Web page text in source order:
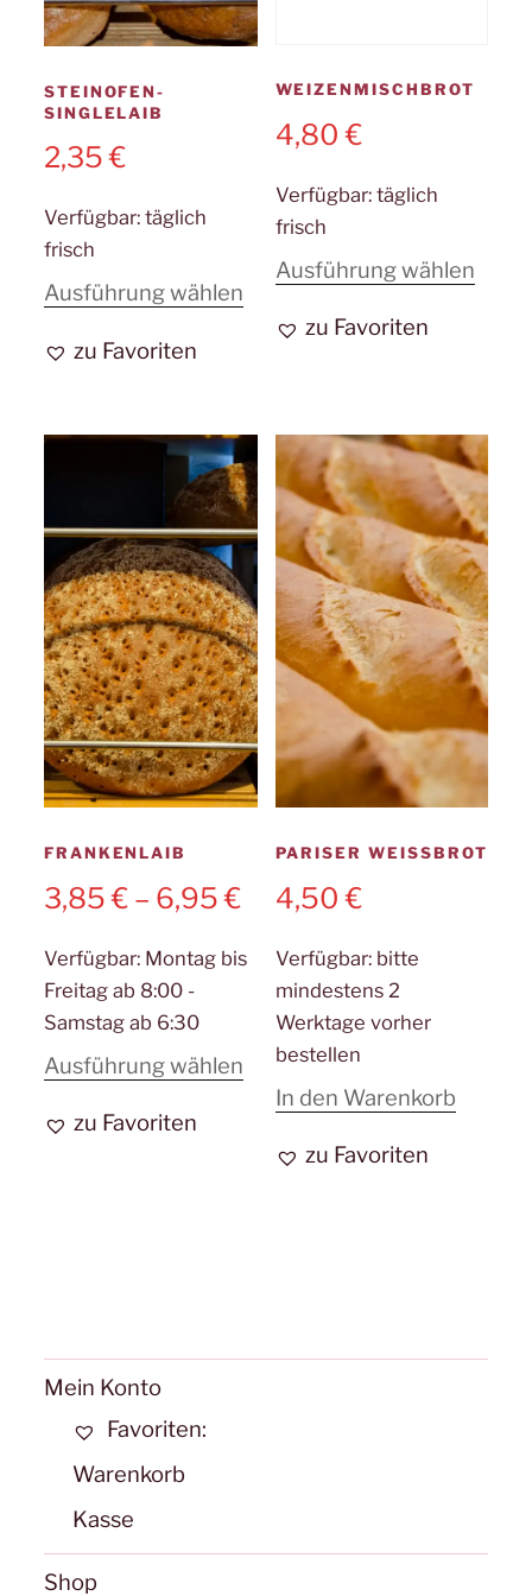
STEINOFEN-
SINGLELAIB
2,35€
Verfügbar: täglich
frisch
Ausführung wählenDieses
Produkt
Varianten
auf.
Die
Optionen
können
auf
der
Produktseite
gewählt
werden
zu Favoriten
WEIZENMISCHBROT
4,80€
Verfügbar: täglich
frisch
Ausführung wählen
auf.
Die
auf
der
zu Favoriten
FRANKENLAIB
3,85€– 6,95€
Verfügbar: Montag bis
Freitag ab 8:00 -
Samstag ab 6:30
Ausführung wählenDieses
Produkt
mehrere
zu Favoriten
PARISER WEISSBROT
4,50€
Verfügbar: bitte
mindestens 2
Werktage vorher
bestellen
In den Warenkorb
zu Favoriten
Mein Konto
Favoriten:
Warenkorb
Kasse
Shop